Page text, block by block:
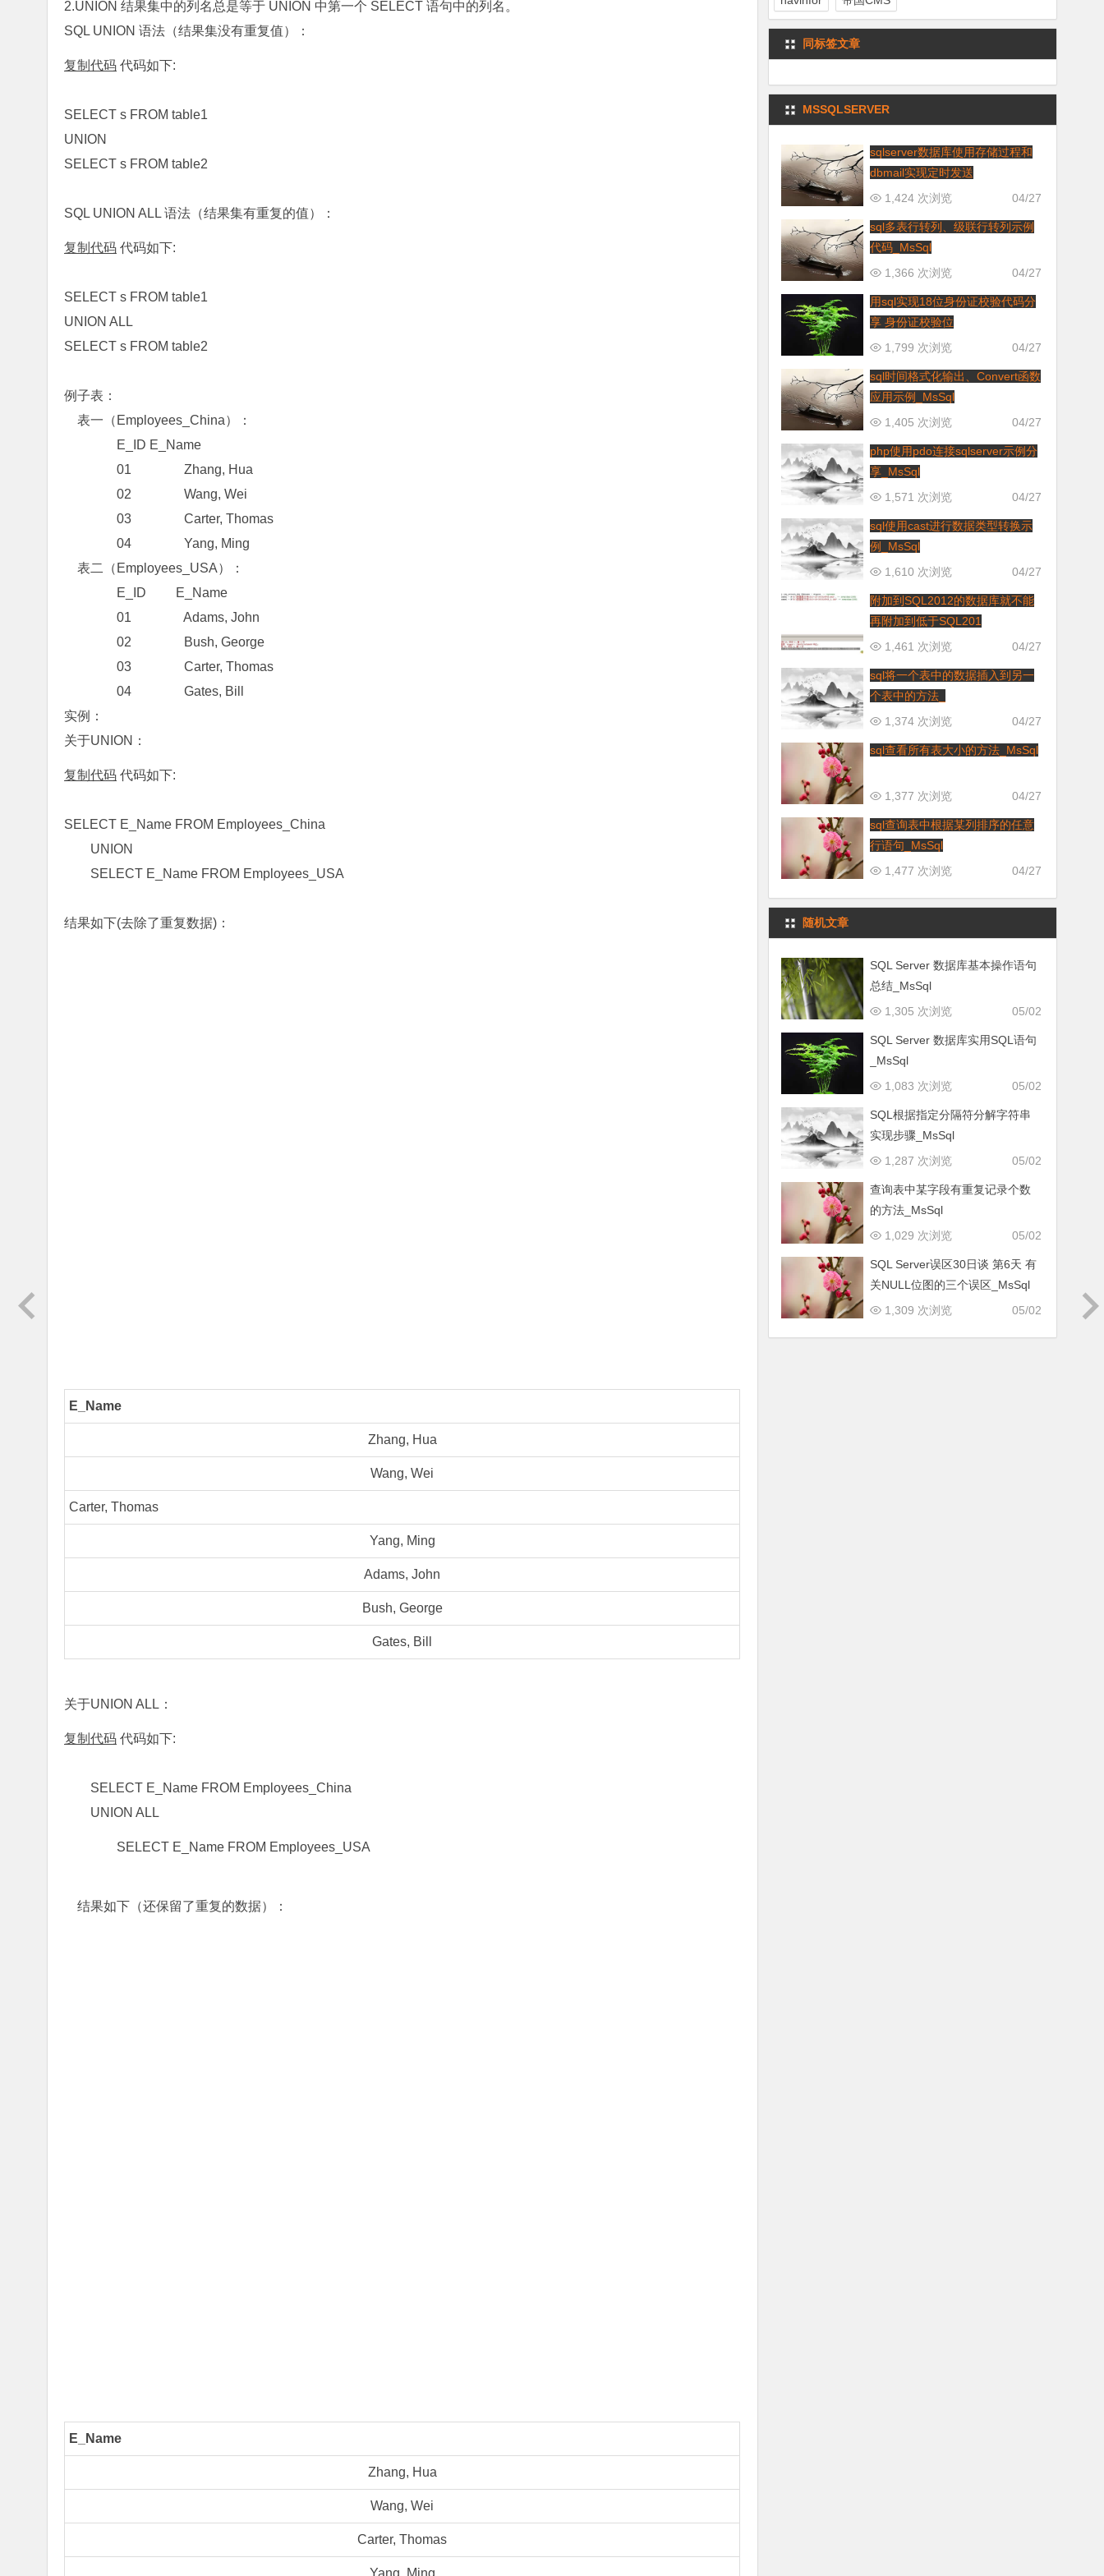
2.UNION 结果集中的列名总是等于 UNION 中第一个 SELECT 语句中的列名。
SQL UNION 语法（结果集没有重复值）：
复制代码 代码如下:
SELECT s FROM table1
UNION
SELECT s FROM table2
SQL UNION ALL 语法（结果集有重复的值）：
复制代码 代码如下:
SELECT s FROM table1
UNION ALL
SELECT s FROM table2
例子表：
表一（Employees_China）：
E_ID E_Name
01 Zhang, Hua
02 Wang, Wei
03 Carter, Thomas
04 Yang, Ming
表二（Employees_USA）：
E_ID E_Name
01 Adams, John
02 Bush, George
03 Carter, Thomas
04 Gates, Bill
实例：
关于UNION：
复制代码 代码如下:
SELECT E_Name FROM Employees_China
UNION
SELECT E_Name FROM Employees_USA
结果如下(去除了重复数据)：
E_Name
Zhang, Hua
Wang, Wei
Carter, Thomas
Yang, Ming
Adams, John
Bush, George
Gates, Bill
关于UNION ALL：
复制代码 代码如下:
SELECT E_Name FROM Employees_China
UNION ALL
SELECT E_Name FROM Employees_USA
结果如下（还保留了重复的数据）：
E_Name
Zhang, Hua
Wang, Wei
Carter, Thomas
Yang, Ming
同标签文章
MSSQLSERVER
sqlserver数据库使用存储过程和
dbmail实现定时发送
04/27
1,424 次浏览
sql多表行转列、级联行转列示例
代码_MsSql
04/27
1,366 次浏览
用sql实现18位身份证校验代码分
享 身份证校验位
04/27
1,799 次浏览
sql时间格式化输出、Convert函数
应用示例_MsSql
04/27
1,405 次浏览
php使用pdo连接sqlserver示例分
享_MsSql
04/27
1,571 次浏览
sql使用cast进行数据类型转换示
例_MsSql
04/27
1,610 次浏览
附加到SQL2012的数据库就不能
再附加到低于SQL201
04/27
1,461 次浏览
sql将一个表中的数据插入到另一
个表中的方法_
04/27
1,374 次浏览
sql查看所有表大小的方法_MsSql
04/27
1,377 次浏览
sql查询表中根据某列排序的任意
行语句_MsSql
04/27
1,477 次浏览
随机文章
SQL Server 数据库基本操作语句
总结_MsSql
05/02
1,305 次浏览
SQL Server 数据库实用SQL语句
_MsSql
05/02
1,083 次浏览
SQL根据指定分隔符分解字符串
实现步骤_MsSql
05/02
1,287 次浏览
查询表中某字段有重复记录个数
的方法_MsSql
05/02
1,029 次浏览
SQL Server误区30日谈 第6天 有
关NULL位图的三个误区_MsSql
05/02
1,309 次浏览